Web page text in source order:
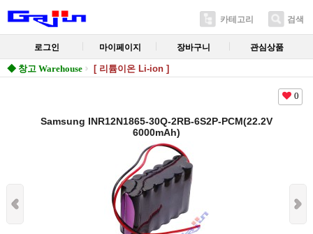
카테고리 검색
로그인 마이페이지 장바구니 관심상품
◆ 창고 Warehouse [ 리튬이온 Li-ion ]
0
Samsung INR12N1865-30Q-2RB-6S2P-PCM(22.2V
6000mAh)